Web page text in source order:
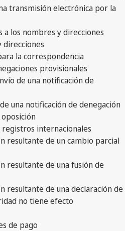
transmisión electrónica por la
a los nombres y direcciones
direcciones
la correspondencia
provisionales
de una notificación de
una notificación de denegación
internacionales
resultante de un cambio parcial
resultante de una fusión de
resultante de una declaración de
no tiene efecto
de pago